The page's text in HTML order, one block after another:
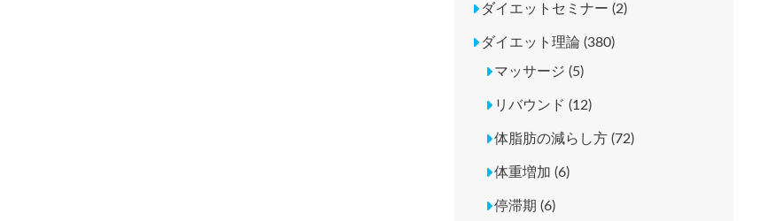
ダイエットセミナー (2)
ダイエット理論 (380)
マッサージ (5)
リバウンド (12)
体脂肪の減らし方 (72)
体重増加 (6)
停滞期 (6)